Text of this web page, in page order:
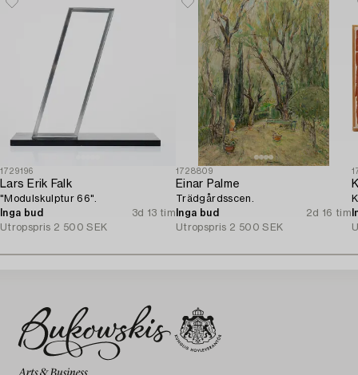
1729196
Lars Erik Falk
"Modulskulptur 66".
Inga bud
3d 13 tim
Utropspris 2 500 SEK
1728809
Einar Palme
Trädgårdsscen.
Inga bud
2d 16 tim
Utropspris 2 500 SEK